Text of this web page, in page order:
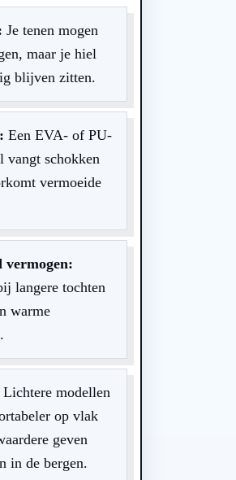
Je tenen mogen
maar je hiel
blijven zitten.
Een EVA- of PU-
vangt schokken
vermoeide
vermogen:
langere tochten
warme
Lichtere modellen
op vlak
geven
in de bergen.